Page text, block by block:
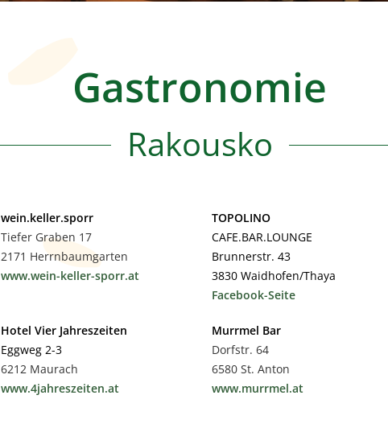
Gastronomie
Rakousko
wein.keller.sporr
Tiefer Graben 17
2171 Herrnbaumgarten
www.wein-keller-sporr.at
TOPOLINO
CAFE.BAR.LOUNGE
Brunnerstr. 43
3830 Waidhofen/Thaya
Facebook-Seite
Hotel Vier Jahreszeiten
Eggweg 2-3
6212 Maurach
www.4jahreszeiten.at
Murrmel Bar
Dorfstr. 64
6580 St. Anton
www.murrmel.at